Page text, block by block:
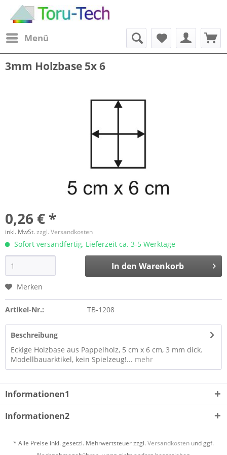
Menü
3mm Holzbase 5x 6
0,26 € *
inkl. MwSt.zzgl. Versandkosten
Sofort versandfertig, Lieferzeit ca. 3-5 Werktage
In den Warenkorb
Merken
Artikel-Nr.: TB-1208
Beschreibung
Eckige Holzbase aus Pappelholz, 5 cm x 6 cm, 3 mm dick.
Modellbauarktikel, kein Spielzeug!... mehr
Informationen1
Informationen2
* Alle Preise inkl. gesetzl. Mehrwertsteuer zzgl.Versandkosten und ggf.